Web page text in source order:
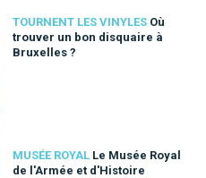
TOURNENT LES VINYLES Où
trouver un bon disquaire à
Bruxelles ?
Bruxelles ?
MUSÉE ROYAL Le Musée Royal
de l'Armée et d'Histoire
d'Histoire Militaire, voir notre